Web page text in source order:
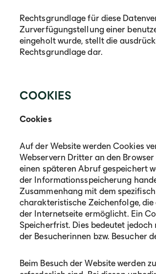
Rechtsgrundlage für diese
Zurverfügungstellung einer
eingeholt wurde, stellt die
Rechtsgrundlage dar.
COOKIES
Cookies
Auf der Website werden Cookies
Webservern Dritter an den
einen späteren Abruf gespeichert
der Informationsspeicherung
Zusammenhang mit dem
charakteristische Zeichenfolge,
der Internetseite ermöglicht. Ein
Speicherfrist. Dies bedeutet
der Besucherinnen bzw. Besucher
Beim Besuch der Website werden